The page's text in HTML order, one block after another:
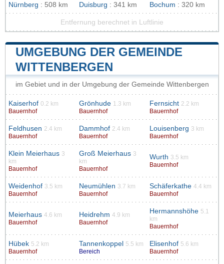
Nürnberg : 508 km Duisburg : 341 km Bochum : 320 km
Entfernung berechnet in Luftlinie
UMGEBUNG DER GEMEINDE
WITTENBERGEN
im Gebiet und in der Umgebung der Gemeinde Wittenbergen
Kaiserhof 0.2 km
Bauernhof
Grönhude 1.3 km
Bauernhof
Fernsicht 2.2 km
Bauernhof
Feldhusen 2.4 km
Bauernhof
Dammhof 2.4 km
Bauernhof
Louisenberg 3 km
Bauernhof
Klein Meierhaus 3
km
Bauernhof
Groß Meierhaus 3
km
Bauernhof
Wurth 3.5 km
Bauernhof
Weidenhof 3.5 km
Bauernhof
Neumühlen 3.7 km
Bauernhof
Schäferkathe 4.4 km
Bauernhof
Meierhaus 4.6 km
Bauernhof
Heidrehm 4.9 km
Bauernhof
Hermannshöhe 5.1
km
Bauernhof
Hübek 5.2 km
Bauernhof
Tannenkoppel
5.5 km
Bereich
Elisenhof 5.6 km
Bauernhof